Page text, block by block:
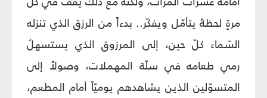
مرةٍ لحظةً يتأمّل ويفكّر.. بدءاً من الرزق الذي تنزله
السّماء كلّ حين، إلى المرزوق الذي يستسهلُ
رمي طعامه في سلّة المهملات، وصولاً إلى
المتسوّلين الذين يشاهدهم يوميّاً أمام المطعم،